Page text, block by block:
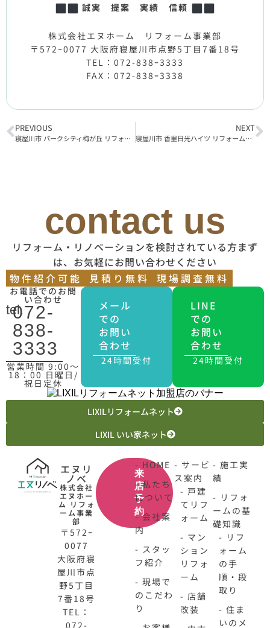
誠実 提案 実績 信頼
株式会社エヌホーム リフォーム事業部
〒572ｰ0077 大阪府寝屋川市点野5丁目7番18号
TEL：072-838ｰ3333
FAX：072-838ｰ3338
PREVIOUS
寝屋川市 パークシティ梅が丘 リフォーム工事完了
NEXT
寝屋川市 香里日光ハイツ リフォーム工事完了
contact us
リフォーム・リノベーションを検討されている方まず
は、お気軽にお問い合わせください
物件紹介可能
見積り無料 現場調査無料
お電話でのお問
い合わせ
tel.
072-
838-
3333
営業時間 9:00〜
18：00 日曜日/
祝日定休
メール
での
お問い
合わせ
24時間受付
LINE
での
お問い
合わせ
24時間受付
LIXILリフォームネット
LIXIL いい家ネット
エヌリ
ノベ
株式会社
エヌホー
ム リフォ
ーム事業
部
〒572ｰ
0077
大阪府寝
屋川市点
野5丁目
7番18号
TEL：
072-
来
店
予
約
- HOME
- 私たち
について
- 会社案
内
- スタッ
フ紹介
- 現場で
のこだわ
り
- サービ
ス案内
- 戸建
てリフ
ォーム
- マン
ション
リフォ
ーム
- 店舗
改装
- 施工実
績
- リフォ
ームの基
礎知識
- リフ
ォーム
の手
順・段
取り
- 住ま
いのメ